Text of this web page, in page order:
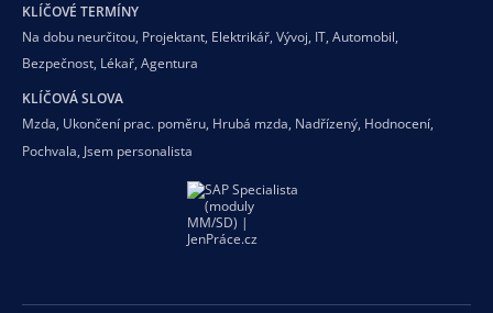
KLÍČOVÉ TERMÍNY
Na dobu neurčitou, Projektant, Elektrikář, Vývoj, IT, Automobil,
Bezpečnost, Lékař, Agentura
KLÍČOVÁ SLOVA
Mzda, Ukončení prac. poměru, Hrubá mzda, Nadřízený, Hodnocení,
Pochvala, Jsem personalista